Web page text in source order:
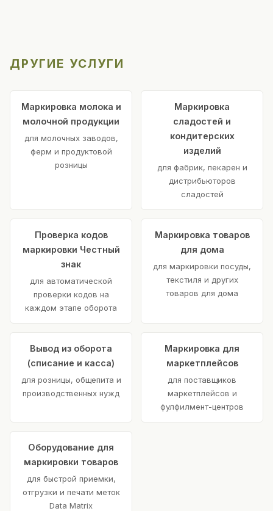
ДРУГИЕ УСЛУГИ
Маркировка молока и
молочной продукции
для молочных заводов,
ферм и продуктовой
розницы
Маркировка
сладостей и
кондитерских
изделий
для фабрик, пекарен и
дистрибьюторов
сладостей
Проверка кодов
маркировки Честный
знак
для автоматической
проверки кодов на
каждом этапе оборота
Маркировка товаров
для дома
для маркировки посуды,
текстиля и других
товаров для дома
Вывод из оборота
(списание и касса)
для розницы, общепита и
производственных нужд
Маркировка для
маркетплейсов
для поставщиков
маркетплейсов и
фулфилмент-центров
Оборудование для
маркировки товаров
для быстрой приемки,
отгрузки и печати меток
Data Matrix